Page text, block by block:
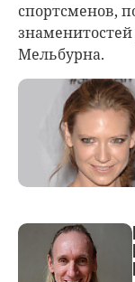
спортсменов,
Мельбурна.